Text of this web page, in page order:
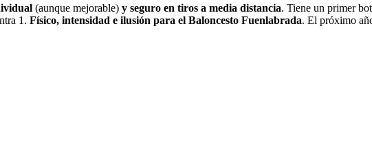
(aunque mejorable) y seguro en tiros a media distancia. Tiene un primer
1. Físico, intensidad e ilusión para el Baloncesto Fuenlabrada. El próximo